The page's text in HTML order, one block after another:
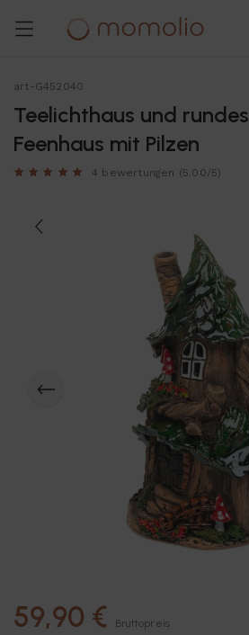
art-G452040
Teelichthaus und rundes
Feenhaus mit Pilzen
4 bewertungen (5.00/5)
59,90 € Bruttopreis